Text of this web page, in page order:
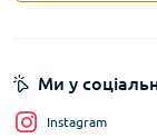
Ми у
Instagram